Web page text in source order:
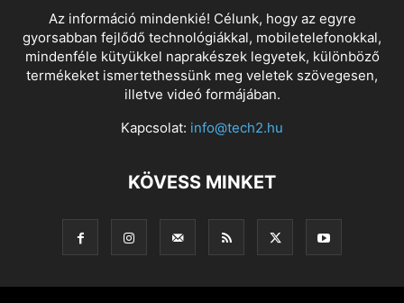
Az információ mindenkié! Célunk, hogy az egyre
gyorsabban fejlődő technológiákkal, mobiletelefonokkal,
mindenféle kütyükkel naprakészek legyetek, különböző
termékeket ismertethessünk meg veletek szövegesen,
illetve videó formájában.
Kapcsolat: info@tech2.hu
KÖVESS MINKET